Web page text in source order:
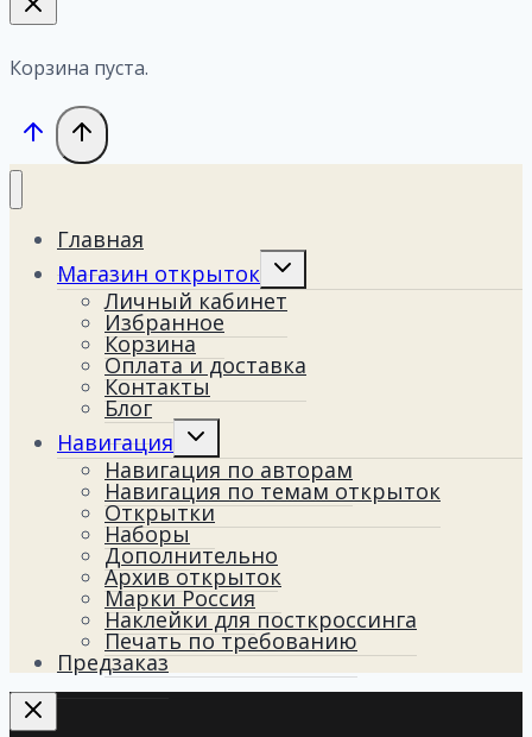
Корзина пуста.
Главная
Магазин открыток
Переключить
меню
Личный кабинет
Избранное
Корзина
Оплата и доставка
Контакты
Блог
Навигация
Переключить
меню
Навигация по авторам
Навигация по темам открыток
Открытки
Наборы
Дополнительно
Архив открыток
Марки Россия
Наклейки для посткроссинга
Печать по требованию
Предзаказ